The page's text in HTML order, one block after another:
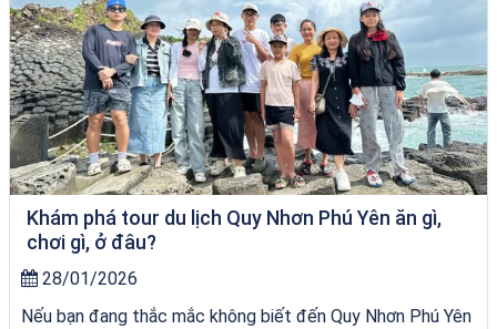
Khám phá tour du lịch Quy Nhơn Phú Yên ăn gì,
chơi gì, ở đâu?
28/01/2026
Nếu bạn đang thắc mắc không biết đến Quy Nhơn Phú Yên